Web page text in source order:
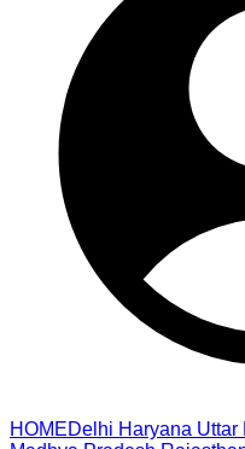
HOMEDelhi Haryana Uttar